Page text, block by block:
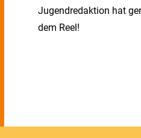
Jugendredaktion hat
dem Reel!